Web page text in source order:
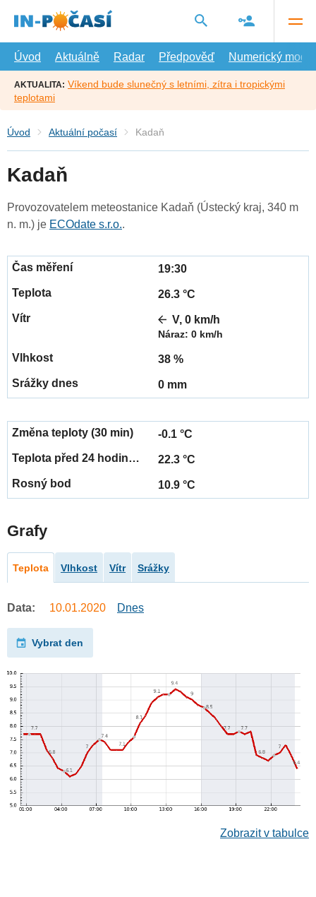
hlavní
Úvod
Aktuálně Radar Předpověď Numerický model
AKTUALITA: Víkend bude slunečný s letními, zítra i tropickými
teplotami
Úvod Aktuální počasí Kadaň
Kadaň
Provozovatelem meteostanice Kadaň (Ústecký kraj, 340 m
n. m.) je ECOdate s.r.o..
19:30
26.3 °C
V, 0 km/h
Náraz: 0 km/h
38 %
0 mm
-0.1 °C
22.3 °C
10.9 °C
Grafy
Teplota Vlhkost Vítr Srážky
Data: 10.01.2020 Dnes
Vybrat den
Zobrazit v tabulce